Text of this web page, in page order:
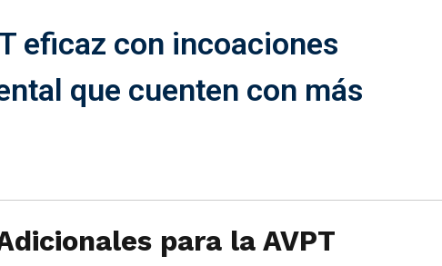
eficaz con incoaciones
que cuenten con más
para la AVPT